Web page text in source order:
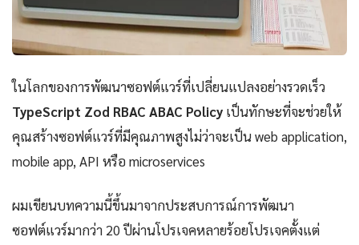
ในโลกของการพัฒนาซอฟต์แวร์ที่เปลี่ยนแปลงอย่างรวดเร็ว
TypeScript Zod RBAC ABAC Policy เป็นทักษะที่จะช่วยให้
คุณสร้างซอฟต์แวร์ที่มีคุณภาพสูงไม่ว่าจะเป็น web application,
mobile app, API หรือ microservices
ผมเขียนบทความนี้ขึ้นมาจากประสบการณ์การพัฒนา
ซอฟต์แวร์มากว่า 20 ปีผ่านโปรเจคหลายร้อยโปรเจคตั้งแต่